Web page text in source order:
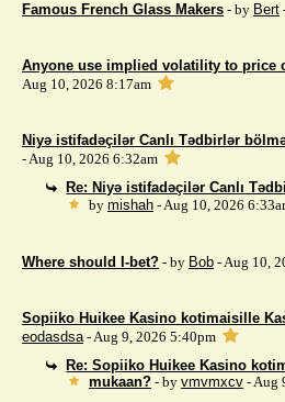
Famous French Glass Makers - by Bert
Anyone use implied volatility to price
Aug 10, 2026 8:17am
Niyə istifadəçilər Canlı Tədbirlər
- Aug 10, 2026 6:32am
Re: Niyə istifadəçilər Canlı
by mishah- Aug 10, 2026
Where should I-bet? - by Bob - Aug 10,
Sopiiko Huikee Kasino kotimaisille
eodasdsa- Aug 9, 2026 5:40pm
Re: Sopiiko Huikee Kasino
mukaan? - by vmvmxcv- Aug